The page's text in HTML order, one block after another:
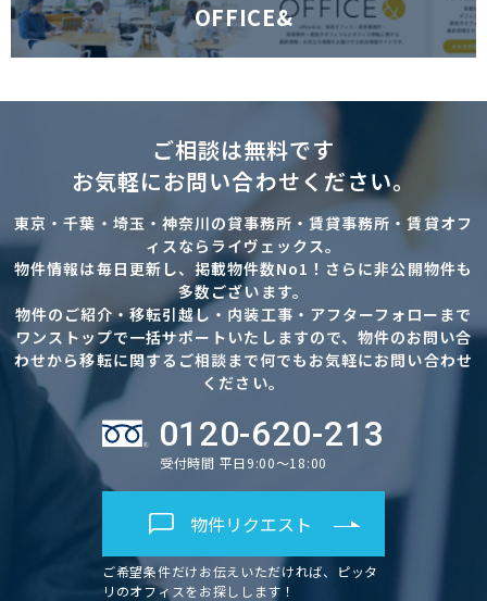
OFFICE&
ご相談は無料です
お気軽にお問い合わせください。
東京・千葉・埼玉・神奈川の貸事務所・賃貸事務所・賃貸オフ
ィスならライヴェックス。
物件情報は毎日更新し、掲載物件数No1！さらに非公開物件も
多数ございます。
物件のご紹介・移転引越し・内装工事・アフターフォローまで
ワンストップで一括サポートいたしますので、物件のお問い合
わせから移転に関するご相談まで何でもお気軽にお問い合わせ
ください。
0120-620-213
受付時間 平日9:00～18:00
物件リクエスト
ご希望条件だけお伝えいただければ、ピッタ
リのオフィスをお探しします！